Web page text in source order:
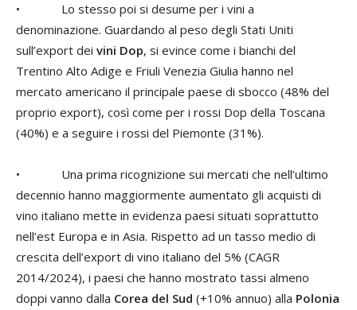
• Lo stesso poi si desume per i vini a
denominazione. Guardando al peso degli Stati Uniti
sull’export dei vini Dop, si evince come i bianchi del
Trentino Alto Adige e Friuli Venezia Giulia hanno nel
mercato americano il principale paese di sbocco (48% del
proprio export), così come per i rossi Dop della Toscana
(40%) e a seguire i rossi del Piemonte (31%).
• Una prima ricognizione sui mercati che nell’ultimo
decennio hanno maggiormente aumentato gli acquisti di
vino italiano mette in evidenza paesi situati soprattutto
nell’est Europa e in Asia. Rispetto ad un tasso medio di
crescita dell’export di vino italiano del 5% (CAGR
2014/2024), i paesi che hanno mostrato tassi almeno
doppi vanno dalla Corea del Sud (+10% annuo) alla Polonia